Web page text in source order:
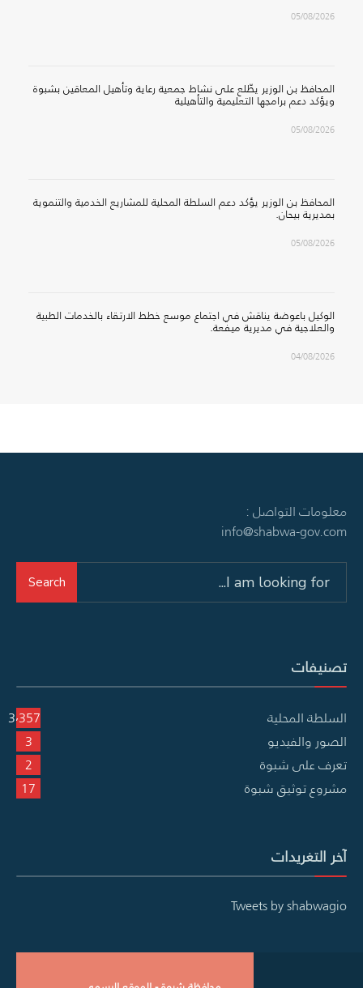
05/08/2026
المحافظ بن الوزير يطّلع على نشاط جمعية رعاية وتأهيل المعاقين بشبوة
ويؤكد دعم برامجها التعليمية والتأهيلية
05/08/2026
المحافظ بن الوزير يؤكد دعم السلطة المحلية للمشاريع الخدمية والتنموية
بمديرية بيحان.
05/08/2026
الوكيل باعوضة يناقش في اجتماع موسع خطط الارتقاء بالخدمات الطبية
والعلاجية في مديرية ميفعة.
04/08/2026
معلومات التواصل :
info@shabwa-gov.com
Search
تصنيفات
السلطة المحلية
3٬357
الصور والفيديو
3
تعرف على شبوة
2
مشروع توثيق شبوة
17
آخر التغريدات
Tweets by shabwagio